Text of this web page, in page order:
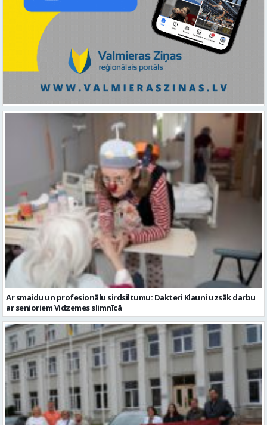
Ar smaidu un profesionālu sirdsiltumu: Dakteri Klauni uzsāk darbu
ar senioriem Vidzemes slimnīcā